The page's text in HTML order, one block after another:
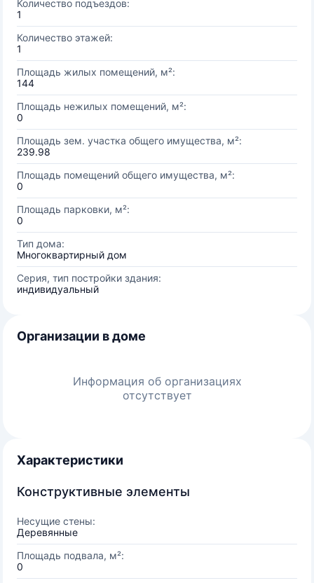
Количество подъездов:
1
Количество этажей:
1
Площадь жилых помещений, м²:
144
Площадь нежилых помещений, м²:
0
Площадь зем. участка общего имущества, м²:
239.98
Площадь помещений общего имущества, м²:
0
Площадь парковки, м²:
0
Тип дома:
Многоквартирный дом
Серия, тип постройки здания:
индивидуальный
Организации в доме
Информация об организациях
отсутствует
Характеристики
Конструктивные элементы
Несущие стены:
Деревянные
Площадь подвала, м²:
0